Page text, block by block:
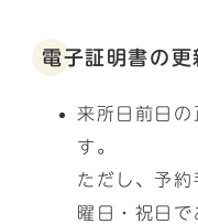
電子証明書の
来所日前日の
す。
ただし、予約
曜日・祝日